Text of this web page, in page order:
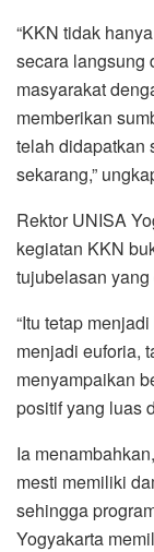
“KKN tidak
secara langsung
masyarakat
memberikan
telah didapatkan
sekarang,”
Rektor UNISA
kegiatan KKN
tujubelasan
“Itu tetap
menjadi euforia,
menyampaikan
positif yang luas
Ia
mesti memiliki
sehingga
Yogyakarta